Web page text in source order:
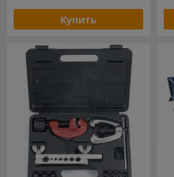
Купить